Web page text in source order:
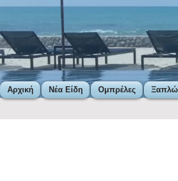
Αρχική Νέα Είδη Ομπρέλες